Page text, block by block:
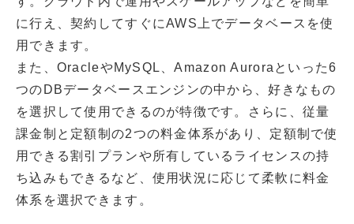
に行え、契約してすぐにAWS上でデータベースを使
用できます。
また、OracleやMySQL、Amazon Auroraといった6
つのDBデータベースエンジンの中から、好きなもの
を選択して使用できるのが特徴です。さらに、従量
課金制と定額制の2つの料金体系があり、定額制で使
用できる割引プランや所有しているライセンスの持
ち込みもできるなど、使用状況に応じて柔軟に料金
体系を選択できます。